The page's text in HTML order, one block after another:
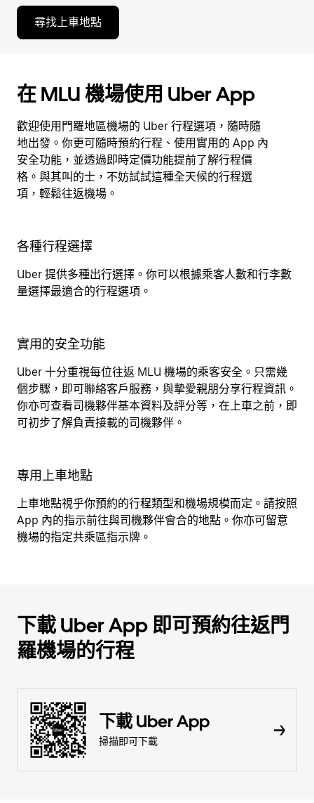
尋找上車地點
在 MLU 機場使用 Uber App
歡迎使用門羅地區機場的 Uber 行程選項，隨時隨
地出發。你更可隨時預約行程、使用實用的 App 內
安全功能，並透過即時定價功能提前了解行程價
格。與其叫的士，不妨試試這種全天候的行程選
項，輕鬆往返機場。
各種行程選擇
Uber 提供多種出行選擇。你可以根據乘客人數和行李數
量選擇最適合的行程選項。
實用的安全功能
Uber 十分重視每位往返 MLU 機場的乘客安全。只需幾
個步驟，即可聯絡客戶服務，與摯愛親朋分享行程資訊。
你亦可查看司機夥伴基本資料及評分等，在上車之前，即
可初步了解負責接載的司機夥伴。
專用上車地點
上車地點視乎你預約的行程類型和機場規模而定。請按照
App 內的指示前往與司機夥伴會合的地點。你亦可留意
機場的指定共乘區指示牌。
下載 Uber App 即可預約往返門
羅機場的行程
下載 Uber App
掃描即可下載